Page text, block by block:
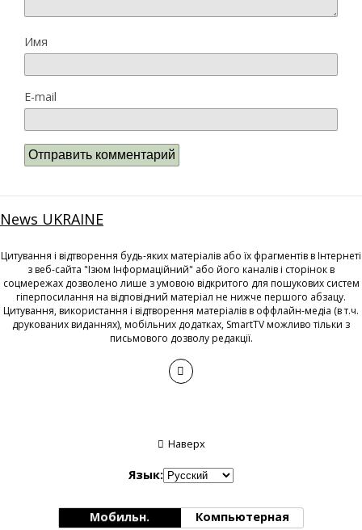
Имя
E-mail
News UKRAINE
Цитування і відтворення будь-яких матеріалів або їх фрагментів в Інтернеті
з веб-сайта "Ізюм Інформаційний" або його каналів і сторінок в
соцмережах дозволено лише з умовою відкритого для пошукових систем
гіперпосилання на відповідний матеріал не нижче першого абзацу.
Цитування, використання і відтворення матеріалів в оффлайн-медіа (в т.ч.
друкованих виданнях), мобільних додатках, SmartTV можливо тільки з
письмового дозволу редакції.
Наверх
Язык:
Мобильн. Компьютерная